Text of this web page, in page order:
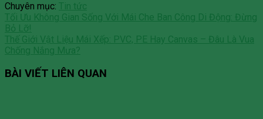
Chuyên mục: Tin tức
Tối Ưu Không Gian Sống Với Mái Che Ban Công Di Động: Đừng
Bỏ Lỡ!
Thế Giới Vật Liệu Mái Xếp: PVC, PE Hay Canvas – Đâu Là Vua
Chống Nắng Mưa?
BÀI VIẾT LIÊN QUAN